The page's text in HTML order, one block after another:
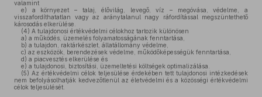
valamint
e) a környezet – talaj, élővilág, levegő, víz – megóvása, védelme, a
visszafordíthatatlan vagy az aránytalanul nagy ráfordítással megszüntethető
károsodás elkerülése.
(4) A tulajdonosi értékvédelmi célokhoz tartozik különösen
a) a működés, üzemelés folyamatosságának fenntartása,
b) a tulajdon, raktárkészlet, állatállomány védelme,
c) az eszközök, berendezések védelme, működőképességük fenntartása,
d) a piacvesztés elkerülése és
e) a tulajdonosi, biztosítási, üzemeltetési költségek optimalizálása.
(5) Az értékvédelmi célok teljesülése érdekében tett tulajdonosi intézkedések
nem befolyásolhatják kedvezőtlenül az életvédelmi és a közösségi értékvédelmi
célok teljesülését.